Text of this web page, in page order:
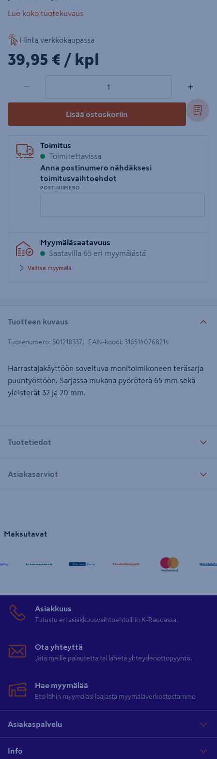
Lue koko tuotekuvaus
Hinta verkkokaupassa
39,95€/kpl
39,95 € / kpl
− +
Lisää ostoskoriin
Toimitus
Toimitettavissa
Anna postinumero nähdäksesi
toimitusvaihtoehdot
POSTINUMERO
postinumero
Myymäläsaatavuus
Saatavilla 65 eri myymälästä
Valitse myymälä
Tuotteen kuvaus
Tuotenumero: 501218337 EAN-koodi: 3165140768214
Harrastajakäyttöön soveltuva monitoimikoneen teräsarja
puuntyöstöön. Sarjassa mukana pyöröterä 65 mm sekä
yleisterät 32 ja 20 mm.
Tuotetiedot
Asiakasarviot
Maksutavat
Asiakkuus
Tutustu eri asiakkuusvaihtoehtoihin K-Raudassa.
Ota yhteyttä
Jätä meille palautetta tai lähetä yhteydenottopyyntö.
Hae myymälää
Etsi lähin myymäläsi laajasta myymäläverkostostamme
Asiakaspalvelu
Info